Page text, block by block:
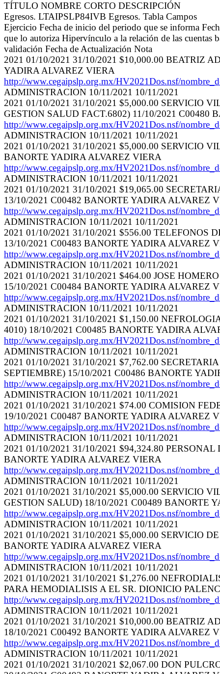
TÍTULO NOMBRE CORTO DESCRIPCIÓN
Egresos. LTAIPSLP84IVB Egresos. Tabla Campos
Ejercicio Fecha de inicio del periodo que se informa
que lo autoriza Hipervínculo a la relación de las cuentas
validación Fecha de Actualización Nota
2021 01/10/2021 31/10/2021 $10,000.00 BEATRIZ
YADIRA ALVAREZ VIERA
http://www.cegaipslp.org.mx/HV2021Dos.nsf/
ADMINISTRACION 10/11/2021 10/11/2021
2021 01/10/2021 31/10/2021 $5,000.00 SERVICIO
GESTION SALUD FACT.6802) 11/10/2021 C00480
http://www.cegaipslp.org.mx/HV2021Dos.nsf/
ADMINISTRACION 10/11/2021 10/11/2021
2021 01/10/2021 31/10/2021 $5,000.00 SERVICIO
BANORTE YADIRA ALVAREZ VIERA
http://www.cegaipslp.org.mx/HV2021Dos.nsf/
ADMINISTRACION 10/11/2021 10/11/2021
2021 01/10/2021 31/10/2021 $19,065.00
13/10/2021 C00482 BANORTE YADIRA ALVAREZ
http://www.cegaipslp.org.mx/HV2021Dos.nsf/
ADMINISTRACION 10/11/2021 10/11/2021
2021 01/10/2021 31/10/2021 $556.00 TELEFONOS
13/10/2021 C00483 BANORTE YADIRA ALVAREZ
http://www.cegaipslp.org.mx/HV2021Dos.nsf/
ADMINISTRACION 10/11/2021 10/11/2021
2021 01/10/2021 31/10/2021 $464.00 JOSE
15/10/2021 C00484 BANORTE YADIRA ALVAREZ
http://www.cegaipslp.org.mx/HV2021Dos.nsf/
ADMINISTRACION 10/11/2021 10/11/2021
2021 01/10/2021 31/10/2021 $1,150.00
4010) 18/10/2021 C00485 BANORTE YADIRA
http://www.cegaipslp.org.mx/HV2021Dos.nsf/
ADMINISTRACION 10/11/2021 10/11/2021
2021 01/10/2021 31/10/2021 $7,762.00
SEPTIEMBRE) 15/10/2021 C00486 BANORTE
http://www.cegaipslp.org.mx/HV2021Dos.nsf/
ADMINISTRACION 10/11/2021 10/11/2021
2021 01/10/2021 31/10/2021 $74.00 COMISION
19/10/2021 C00487 BANORTE YADIRA ALVAREZ
http://www.cegaipslp.org.mx/HV2021Dos.nsf/
ADMINISTRACION 10/11/2021 10/11/2021
2021 01/10/2021 31/10/2021 $94,324.80
BANORTE YADIRA ALVAREZ VIERA
http://www.cegaipslp.org.mx/HV2021Dos.nsf/
ADMINISTRACION 10/11/2021 10/11/2021
2021 01/10/2021 31/10/2021 $5,000.00 SERVICIO
GESTION SALUD) 18/10/2021 C00489 BANORTE
http://www.cegaipslp.org.mx/HV2021Dos.nsf/
ADMINISTRACION 10/11/2021 10/11/2021
2021 01/10/2021 31/10/2021 $5,000.00 SERVICIO
BANORTE YADIRA ALVAREZ VIERA
http://www.cegaipslp.org.mx/HV2021Dos.nsf/
ADMINISTRACION 10/11/2021 10/11/2021
2021 01/10/2021 31/10/2021 $1,276.00
PARA HEMODIALISIS A EL SR. DIONICIO
http://www.cegaipslp.org.mx/HV2021Dos.nsf/
ADMINISTRACION 10/11/2021 10/11/2021
2021 01/10/2021 31/10/2021 $10,000.00 BEATRIZ
18/10/2021 C00492 BANORTE YADIRA ALVAREZ
http://www.cegaipslp.org.mx/HV2021Dos.nsf/
ADMINISTRACION 10/11/2021 10/11/2021
2021 01/10/2021 31/10/2021 $2,067.00 DON